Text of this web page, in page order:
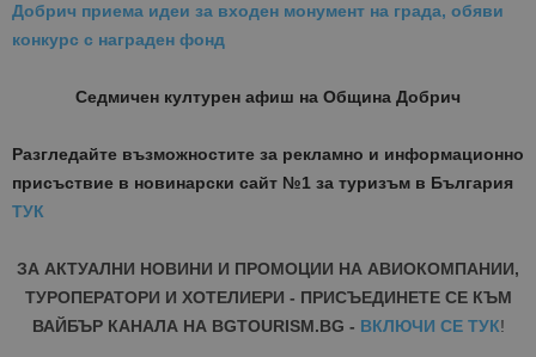
Добрич приема идеи за входен монумент на града, обяви
конкурс с награден фонд
Седмичен културен афиш на Община Добрич
Разгледайте възможностите за рекламно и информационно
присъствие в новинарски сайт №1 за туризъм в България
ТУК
ЗА АКТУАЛНИ НОВИНИ И ПРОМОЦИИ НА АВИОКОМПАНИИ,
ТУРОПЕРАТОРИ И ХОТЕЛИЕРИ - ПРИСЪЕДИНЕТЕ СЕ КЪМ
ВАЙБЪР КАНАЛА НА BGTOURISM.BG - ВКЛЮЧИ СЕ ТУК!